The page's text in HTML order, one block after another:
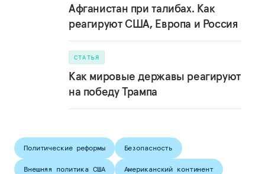
Афганистан при талибах. Как
реагируют США, Европа и Россия
СТАТЬЯ
Как мировые державы реагируют
на победу Трампа
Политические реформы Безопасность
Внешняя политика США Американский континент